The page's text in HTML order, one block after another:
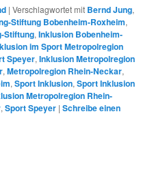
|Verschlagwortet mit Bernd Jung,
Stiftung Bobenheim-Roxheim,
Stiftung,Inklusion Bobenheim-
im Sport Metropolregion
Speyer,Inklusion Metropolregion
,Metropolregion Rhein-Neckar,
,Sport Inklusion,Sport Inklusion
Metropolregion Rhein-
,Sport Speyer |Schreibe einen